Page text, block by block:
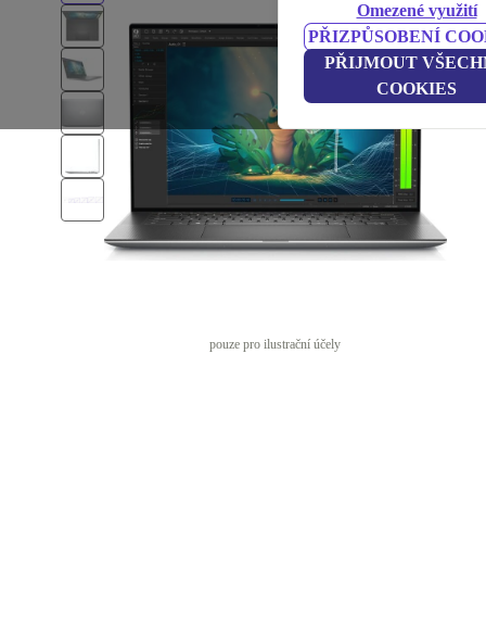
Omezené využití
PŘIZPŮSOBENÍ
PŘIJMOUT
COOKIES
pouze pro ilustrační účely